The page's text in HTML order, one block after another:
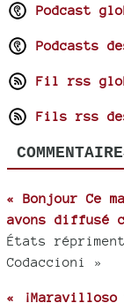
Podcast
Podcasts
Fil rss
Fils rss
« Bonjour Ce
avons diffusé
États
Codaccioni »
«